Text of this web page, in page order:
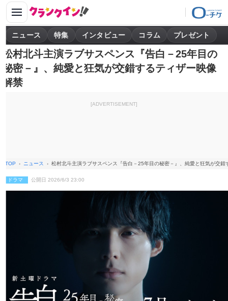
ニュース 特集 インタビュー コラム プレゼント
松村北斗主演ラブサスペンス『告白－25年目の
秘密－』、純愛と狂気が交錯するティザー映像
解禁
[ADVERTISEMENT]
TOP ニュース 松村北斗主演ラブサスペンス『告白－25年目の秘密－』、純愛と狂気が交錯
ドラマ 公開日 2026/6/3 23:00